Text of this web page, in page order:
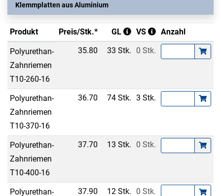
Klemmplatten aus Aluminium
Produkt Preis/Stk.* GL VS Anzahl
Polyurethan-
Zahnriemen
T10-260-16
35.80 33 Stk. 0 Stk.
Polyurethan-
Zahnriemen
T10-370-16
36.70 74 Stk. 3 Stk.
Polyurethan-
Zahnriemen
T10-400-16
37.70 13 Stk. 0 Stk.
Polyurethan-
37.90 12 Stk. 0 Stk.